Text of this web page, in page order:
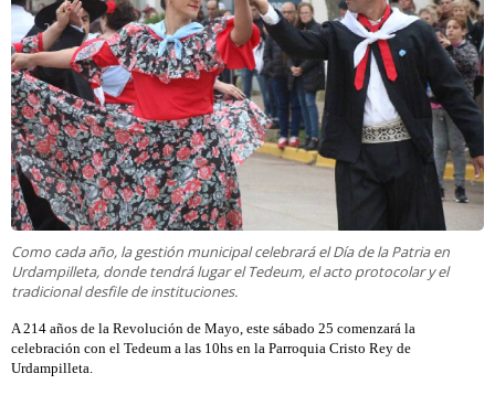
Como cada año, la gestión municipal celebrará el Día de la Patria en
Urdampilleta, donde tendrá lugar el Tedeum, el acto protocolar y el
tradicional desfile de instituciones.
A 214 años de la Revolución de Mayo, este sábado 25 comenzará la
celebración con el Tedeum a las 10hs en la Parroquia Cristo Rey de
Urdampilleta.